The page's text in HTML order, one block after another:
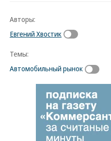
Авторы:
Евгений Хвостик
Темы:
Автомобильный рынок